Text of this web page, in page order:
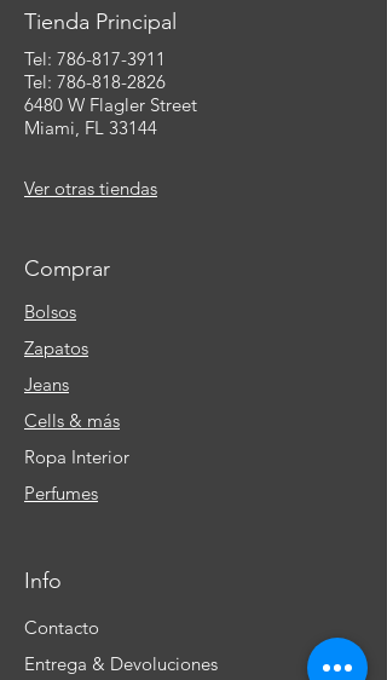
Tienda Principal
Tel: 786-817-3911
Tel: 786-818-2826
6480 W Flagler Street
Miami, FL 33144
Ver otras tiendas
Comprar
Bolsos
Zapatos
Jeans
Cells & más
Ropa Interior
Perfumes
Info
Contacto
Entrega & Devoluciones